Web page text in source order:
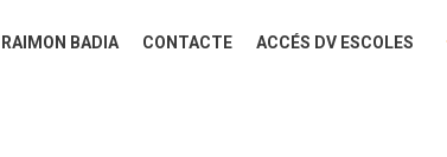
BADIA CONTACTE ACCÉS DV ESCOLES